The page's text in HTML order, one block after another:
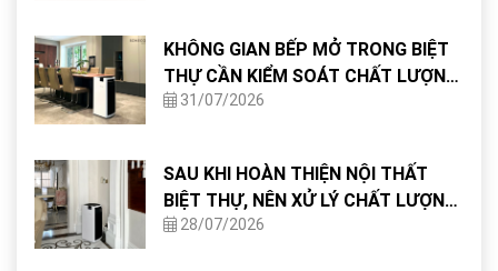
KHÔNG GIAN BẾP MỞ TRONG BIỆT
THỰ CẦN KIỂM SOÁT CHẤT LƯỢNG
KHÔNG KHÍ NHƯ THẾ NÀO?
31/07/2026
SAU KHI HOÀN THIỆN NỘI THẤT
BIỆT THỰ, NÊN XỬ LÝ CHẤT LƯỢNG
KHÔNG KHÍ NHƯ THẾ NÀO?
28/07/2026